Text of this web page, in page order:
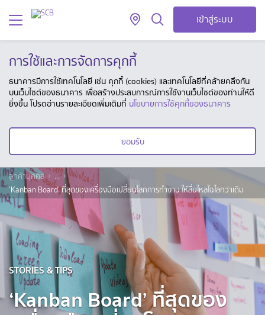
เข้าสู่ระบบ
การใช้และการจัดการคุกกี้
ธนาคารมีการใช้เทคโนโลยี เช่น คุกกี้ (cookies) และเทคโนโลยีที่คล้ายคลึงกัน
บนเว็บไซต์ของธนาคาร เพื่อสร้างประสบการณ์การใช้งานเว็บไซต์ของท่านให้ดี
ยิ่งขึ้น โปรดอ่านรายละเอียดเพิ่มเติมที่ นโยบายการใช้คุกกี้ของธนาคาร
ยอมรับ
ลูกค้าบุคคล
...
‘Kanban Board’ ที่สุดของเครื่องมือเปลี่ยนโลกการทำงาน ให้ลื่นไหลไฉไลกว่าเดิม
STORIES & TIPS
‘Kanban Board’ ที่สุดของ